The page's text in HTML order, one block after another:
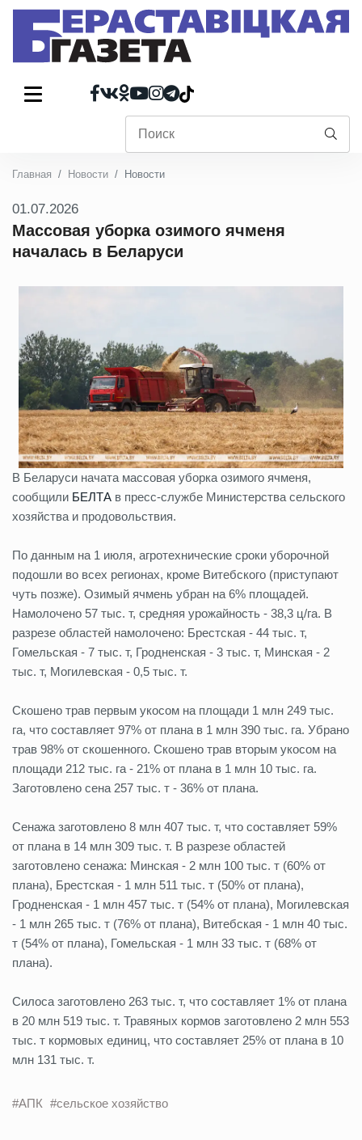
Главная Новости Новости
01.07.2026
Массовая уборка озимого ячменя
началась в Беларуси
В Беларуси начата массовая уборка озимого ячменя,
сообщили БЕЛТА в пресс-службе Министерства сельского
хозяйства и продовольствия.
По данным на 1 июля, агротехнические сроки уборочной
подошли во всех регионах, кроме Витебского (приступают
чуть позже). Озимый ячмень убран на 6% площадей.
Намолочено 57 тыс. т, средняя урожайность - 38,3 ц/га. В
разрезе областей намолочено: Брестская - 44 тыс. т,
Гомельская - 7 тыс. т, Гродненская - 3 тыс. т, Минская - 2
тыс. т, Могилевская - 0,5 тыс. т.
Скошено трав первым укосом на площади 1 млн 249 тыс.
га, что составляет 97% от плана в 1 млн 390 тыс. га. Убрано
трав 98% от скошенного. Скошено трав вторым укосом на
площади 212 тыс. га - 21% от плана в 1 млн 10 тыс. га.
Заготовлено сена 257 тыс. т - 36% от плана.
Сенажа заготовлено 8 млн 407 тыс. т, что составляет 59%
от плана в 14 млн 309 тыс. т. В разрезе областей
заготовлено сенажа: Минская - 2 млн 100 тыс. т (60% от
плана), Брестская - 1 млн 511 тыс. т (50% от плана),
Гродненская - 1 млн 457 тыс. т (54% от плана), Могилевская
- 1 млн 265 тыс. т (76% от плана), Витебская - 1 млн 40 тыс.
т (54% от плана), Гомельская - 1 млн 33 тыс. т (68% от
плана).
Силоса заготовлено 263 тыс. т, что составляет 1% от плана
в 20 млн 519 тыс. т. Травяных кормов заготовлено 2 млн 553
тыс. т кормовых единиц, что составляет 25% от плана в 10
млн 131 тыс. т.
#АПК #сельское хозяйство